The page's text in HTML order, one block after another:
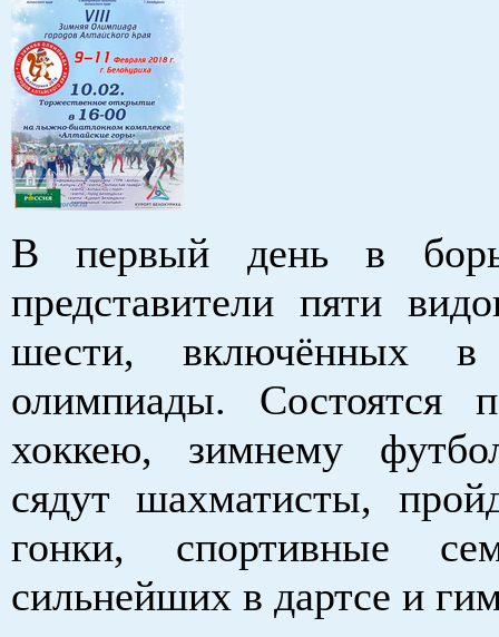
В первый день в
представители пяти
шести, включённых в
олимпиады. Состоятся
хоккею, зимнему
сядут шахматисты,
гонки, спортивные
сильнейших в дартсе и